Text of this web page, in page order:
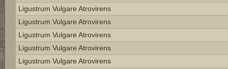
Ligustrum Vulgare Atrovirens
Ligustrum Vulgare Atrovirens
Ligustrum Vulgare Atrovirens
Ligustrum Vulgare Atrovirens
Ligustrum Vulgare Atrovirens